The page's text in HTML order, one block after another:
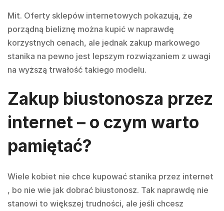
Mit. Oferty sklepów internetowych pokazują, że
porządną bieliznę można kupić w naprawdę
korzystnych cenach, ale jednak zakup markowego
stanika na pewno jest lepszym rozwiązaniem z uwagi
na wyższą trwałość takiego modelu.
Zakup biustonosza przez
internet – o czym warto
pamiętać?
Wiele kobiet nie chce kupować stanika przez internet
, bo nie wie jak dobrać biustonosz. Tak naprawdę nie
stanowi to większej trudności, ale jeśli chcesz